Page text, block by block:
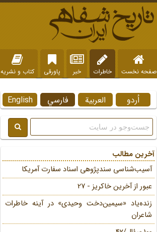
صفحه نخست خاطرات خبر پاورقی کتاب و نشریه
English فارسي العربية اُردو
آخرین مطالب
آسیب‌شناسی سندپژوهی اسناد سفارت آمریکا
عبور از آخرین خاکریز - 27
زنده‌یاد «سیمین‌دخت وحیدی» در آینه خاطرات
شاعران